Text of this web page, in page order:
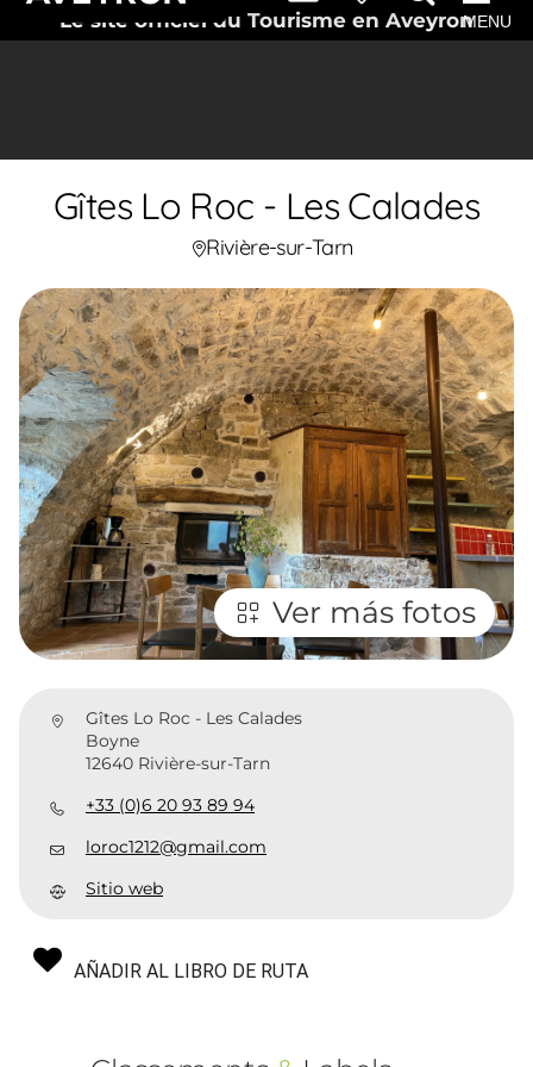
Le site officiel du Tourisme en AveyronMENU
Gîtes Lo Roc - Les Calades
Rivière-sur-Tarn
Ver más fotos
Gîtes Lo Roc - Les Calades
Boyne
12640 Rivière-sur-Tarn
+33 (0)6 20 93 89 94
loroc1212@gmail.com
Sitio web
AÑADIR AL LIBRO DE RUTA